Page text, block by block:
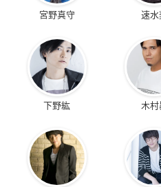
宮野真守 速水
下野紘 木村